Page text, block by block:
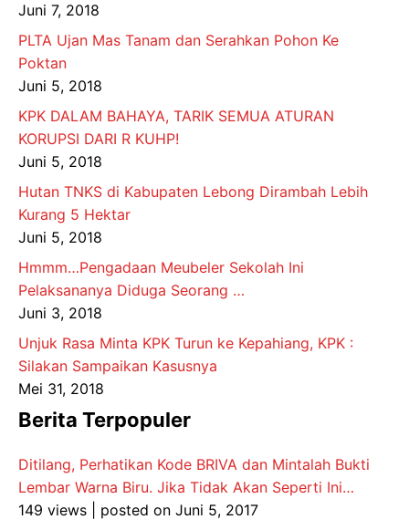
Juni 7, 2018
PLTA Ujan Mas Tanam dan Serahkan Pohon Ke
Poktan
Juni 5, 2018
KPK DALAM BAHAYA, TARIK SEMUA ATURAN
KORUPSI DARI R KUHP!
Juni 5, 2018
Hutan TNKS di Kabupaten Lebong Dirambah Lebih
Kurang 5 Hektar
Juni 5, 2018
Hmmm…Pengadaan Meubeler Sekolah Ini
Pelaksananya Diduga Seorang …
Juni 3, 2018
Unjuk Rasa Minta KPK Turun ke Kepahiang, KPK :
Silakan Sampaikan Kasusnya
Mei 31, 2018
Berita Terpopuler
Ditilang, Perhatikan Kode BRIVA dan Mintalah Bukti
Lembar Warna Biru. Jika Tidak Akan Seperti Ini…
149 views
posted on Juni 5, 2017